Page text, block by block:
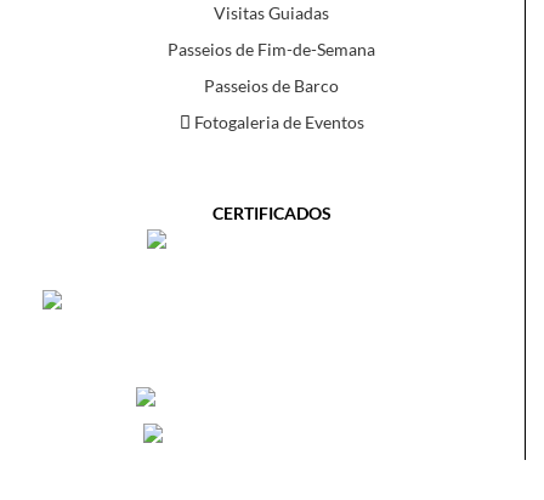
Visitas Guiadas
Passeios de Fim-de-Semana
Passeios de Barco
Fotogaleria de Eventos
CERTIFICADOS